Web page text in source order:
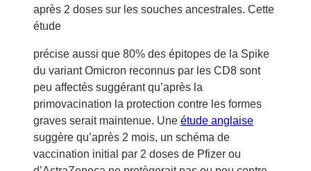
après 2 doses sur les souches ancestrales. Cette
étude
précise aussi que 80% des épitopes de la Spike
du variant Omicron reconnus par les CD8 sont
peu affectés suggérant qu’après la
primovacination la protection contre les formes
graves serait maintenue. Une étude anglaise
suggère qu’après 2 mois, un schéma de
vaccination initial par 2 doses de Pfizer ou